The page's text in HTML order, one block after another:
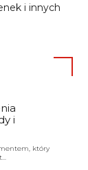
i innych
i
który